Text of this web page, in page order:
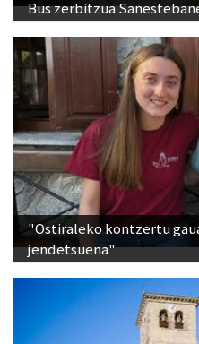
"Ostiraleko kontzertu
jendetsuena"